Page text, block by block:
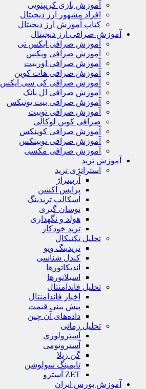
آموزش بازی کریپتویی
افراد مشهور ارز دیجیتال
کتاب آموزش ارز دیجیتال
آموزش صرافی ارز دیجیتال
آموزش صرافی ایکس تی
آموزش صرافی ویکس
آموزش صرافی اوربیت
آموزش صرافی هات کوین
آموزش صرافی کی سی ایکس
آموزش صرافی ال بانک
آموزش صرافی بیت یونیکس
آموزش صرافی توبیت
صرافی کوین لوکالی
آموزش صرافی کوینکس
آموزش صرافی نوبیتکس
آموزش صرافی مکسی
آموزش ترید
استراتژی‌ ترید
آربیتراژ
پرایس اکشن
اسکالپ تریدینگ
نوسان گیری
هولد و نگهداری
ترید خودکار
تحلیل تکنیکال
تریدینگ ویو
کندل شناسی
اندیکاتورها
اسیلاتورها
تحلیل فاندامنتال
اخبار فاندامنتال
پیش بینی قیمت
داده‌های آن چین
تحلیل زمانی
آسترولوژی
آسترونومی
گن زیلا
تايمينگ سولوشن
ZET آسترو
آموزش بورس ایران